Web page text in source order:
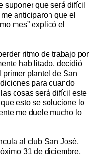
suponer que será difícil
anticiparon que el
mes” explicó el
ritmo de trabajo por
habilitado, decidió
primer plantel de San
para cuando
cosas será difícil este
esto se solucione lo
me duele mucho lo
al club San José,
31 de diciembre,